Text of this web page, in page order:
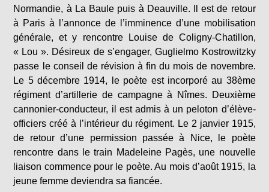
Normandie, à La Baule puis à Deauville. Il est de retour
à Paris à l’annonce de l’imminence d’une mobilisation
générale, et y rencontre Louise de Coligny-Chatillon,
« Lou ». Désireux de s’engager, Guglielmo Kostrowitzky
passe le conseil de révision à fin du mois de novembre.
Le 5 décembre 1914, le poète est incorporé au 38ème
régiment d’artillerie de campagne à Nîmes. Deuxième
cannonier-conducteur, il est admis à un peloton d’élève-
officiers créé à l’intérieur du régiment. Le 2 janvier 1915,
de retour d’une permission passée à Nice, le poète
rencontre dans le train Madeleine Pagès, une nouvelle
liaison commence pour le poète. Au mois d’août 1915, la
jeune femme deviendra sa fiancée.